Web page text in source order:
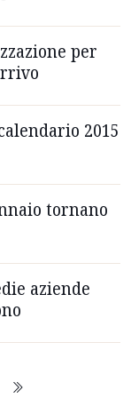
per
2015
tornano
aziende